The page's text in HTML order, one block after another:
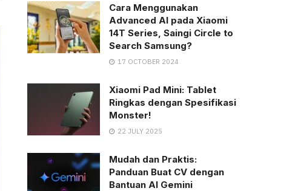
Cara Menggunakan
Advanced AI pada Xiaomi
14T Series, Saingi Circle to
Search Samsung?
17 OCTOBER 2024
Xiaomi Pad Mini: Tablet
Ringkas dengan Spesifikasi
Monster!
22 JULY 2025
Mudah dan Praktis:
Panduan Buat CV dengan
Bantuan AI Gemini